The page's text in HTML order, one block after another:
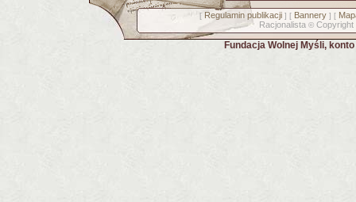
[ Regulamin publikacji] [ Bannery] [
Racjonalista © Copyright
Fundacja Wolnej Myśli,